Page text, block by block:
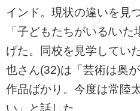
インド。現状の違いを見
「子どもたちがいる/い
げた。同校を見学してい
也さん(32)は「芸術は奥
作品ばかり。今度は常陸
い」と話した。